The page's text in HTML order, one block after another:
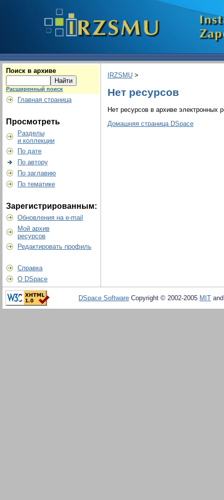
Поиск в архиве
Расширенный поиск
Главная страница
Просмотреть
Разделы
и коллекции
По дате
По автору
По заглавию
По тематике
Зарегистрированным:
Обновления на e-mail
Мой архив
ресурсов
Редактировать профиль
Справка
О DSpace
IRZSMU >
Нет ресурсов
Нет ресурсов в архиве электронных
Домашняя страница DSpace
DSpace Software Copyright © 2002-2005 MIT